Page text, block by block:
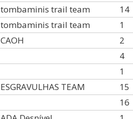
tombaminis trail team
14
tombaminis trail team
1
CAOH
2
4
1
ESGRAVULHAS TEAM
15
16